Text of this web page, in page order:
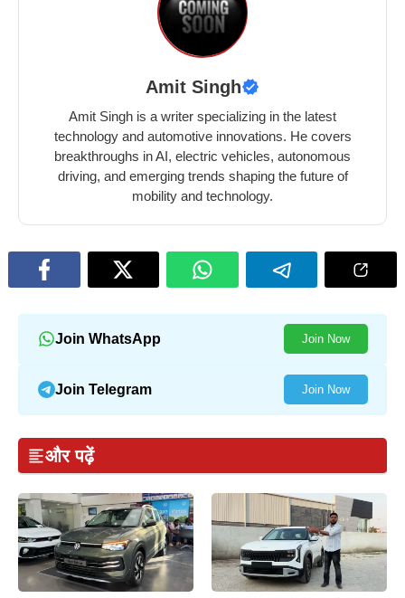
Amit Singh
Amit Singh is a writer specializing in the latest
technology and automotive innovations. He covers
breakthroughs in AI, electric vehicles, autonomous
driving, and emerging trends shaping the future of
mobility and technology.
Join WhatsApp Join Now
Join Telegram Join Now
और पढ़ें